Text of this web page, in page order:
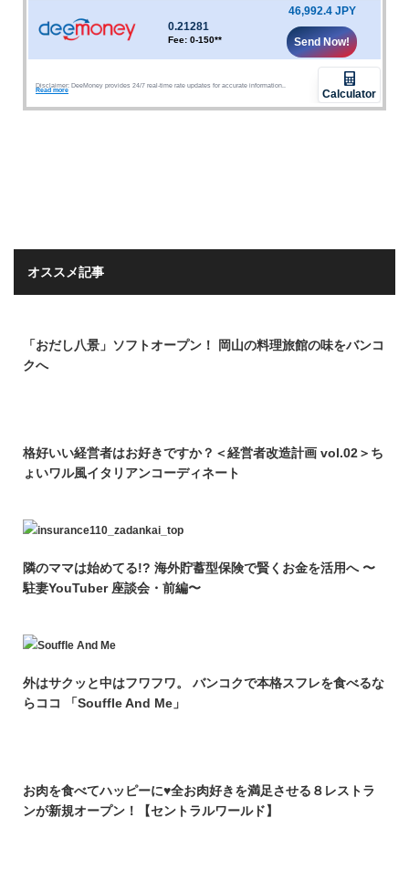
オススメ記事
「おだし八景」ソフトオープン！ 岡山の料理旅館の味をバンコ
クへ
格好いい経営者はお好きですか？＜経営者改造計画 vol.02＞ち
ょいワル風イタリアンコーディネート
隣のママは始めてる!? 海外貯蓄型保険で賢くお金を活用へ 〜
駐妻YouTuber 座談会・前編〜
外はサクッと中はフワフワ。 バンコクで本格スフレを食べるな
らココ 「Souffle And Me」
お肉を食べてハッピーに♥全お肉好きを満足させる８レストラ
ンが新規オープン！【セントラルワールド】